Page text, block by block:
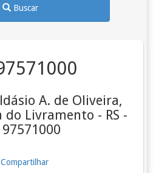
Buscar
A. de Oliveira,
do Livramento - RS -
97571000
Compartilhar